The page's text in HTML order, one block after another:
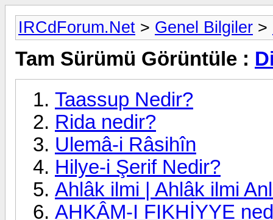
IRCdForum.Net > Genel Bilgiler >
Tam Sürümü Görüntüle :
Taassup Nedir?
Rida nedir?
Ulemâ-i Râsihîn
Hilye-i Şerif Nedir?
Ahlâk ilmi | Ahlâk ilmi
AHKÂM-I FIKHİYYE